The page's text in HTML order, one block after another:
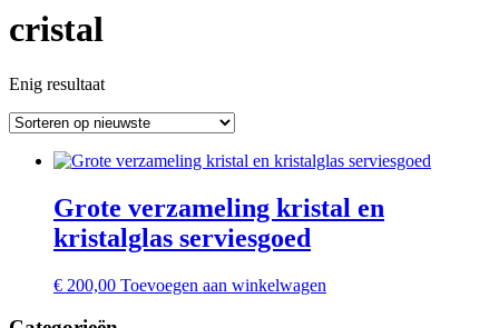
cristal
Enig resultaat
Grote verzameling kristal en
kristalglas serviesgoed
€ 200,00 Toevoegen aan winkelwagen